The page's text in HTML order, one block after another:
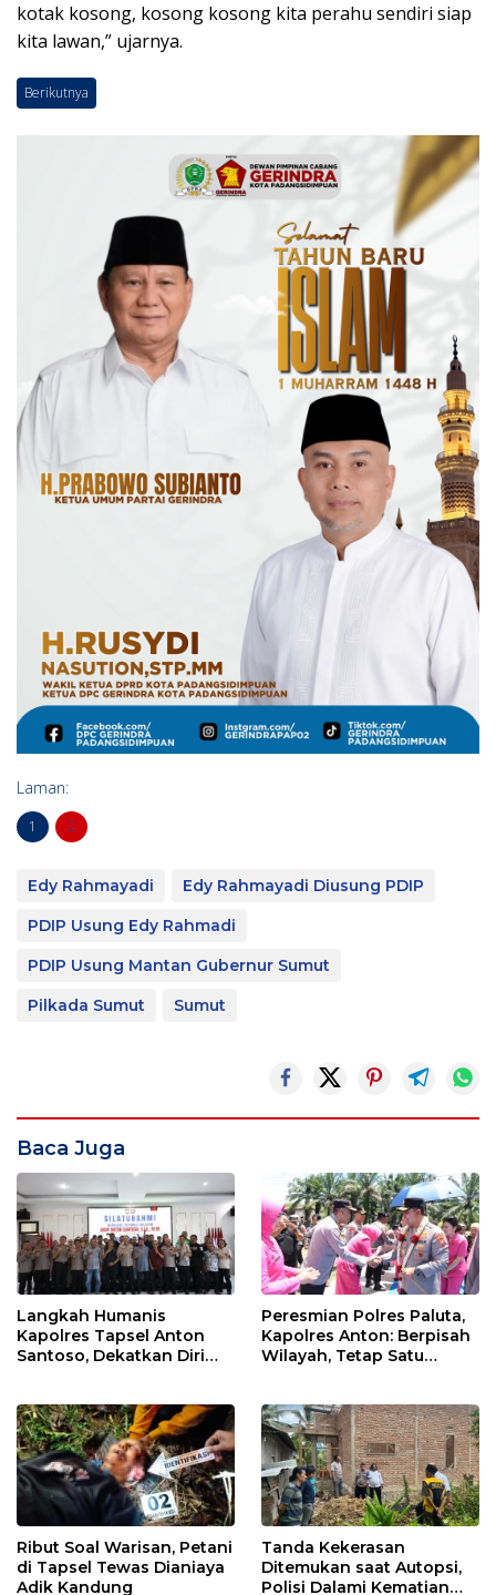
kotak kosong, kosong kosong kita perahu sendiri siap
kita lawan,” ujarnya.
Berikutnya
Laman:
1 2
Edy Rahmayadi
Edy Rahmayadi Diusung PDIP
PDIP Usung Edy Rahmadi
PDIP Usung Mantan Gubernur Sumut
Pilkada Sumut
Sumut
Baca Juga
Langkah Humanis
Kapolres Tapsel Anton
Santoso, Dekatkan Diri
Peresmian Polres Paluta,
Kapolres Anton: Berpisah
Wilayah, Tetap Satu
Ribut Soal Warisan, Petani
di Tapsel Tewas Dianiaya
Adik Kandung
Tanda Kekerasan
Ditemukan saat Autopsi,
Polisi Dalami Kematian